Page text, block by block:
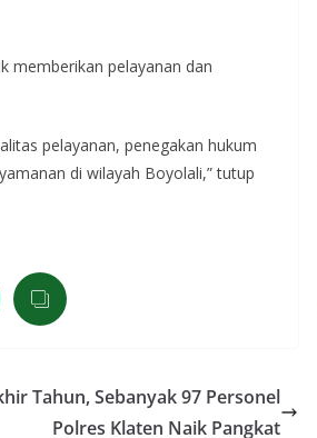
memberikan pelayanan dan
pelayanan, penegakan hukum
di wilayah Boyolali,” tutup
Tahun, Sebanyak 97 Personel
Polres Klaten Naik Pangkat